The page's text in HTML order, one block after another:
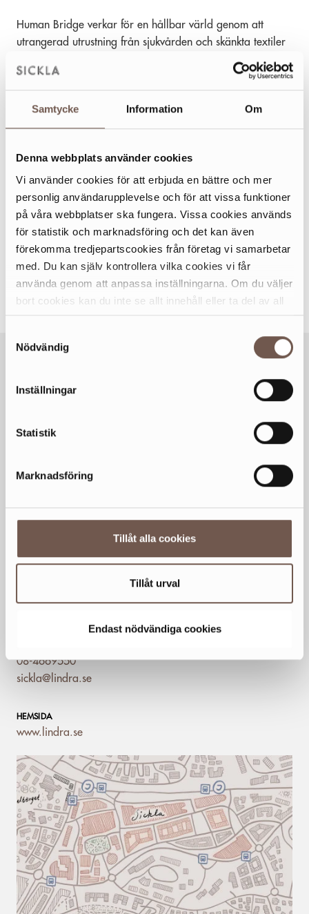
Samtycke Information Om
Denna webbplats använder cookies
Vi använder cookies för att erbjuda en bättre och mer
personlig användarupplevelse och för att vissa funktioner
på våra webbplatser ska fungera. Vissa cookies används
för statistik och marknadsföring och det kan även
förekomma tredjepartscookies från företag vi samarbetar
med. Du kan själv kontrollera vilka cookies vi får
använda genom att anpassa inställningarna. Om du väljer
bort cookies kan du inte se allt innehåll eller ta del av all
Nödvändig
Inställningar
Statistik
Marknadsföring
Tillåt alla cookies
Tillåt urval
Endast nödvändiga cookies
Tis
10-20
Tor
10-20
Lör
10-18
08-4669550
sickla@lindra.se
HEMSIDA
www.lindra.se
Human Bridge verkar för en hållbar värld genom att
utrangerad utrustning från sjukvården och skänkta textiler
och annat material från allmänheten samlas in för
återanvändning, återbruk och återvinning.
Detta sker genom Human Bridges samarbeten med
kommuner, avfallsbolag och fastighetsägare och genom
Secondhand. Detta arbete finansierar
biståndsverksamheten.
Human Bridge/Lindra Secondhand arbetar aktivt med
social hållbarhet. Genom samarbete med sociala företag,
arbetsmarknadsenheter och arbetsförmedlingar erbjuds
individer med särskilda behov sysselsättning i olika
arbetsmarknadsåtgärder. Volontärer utgör också en
värdefull resurs i Human Bridges verksamhet.